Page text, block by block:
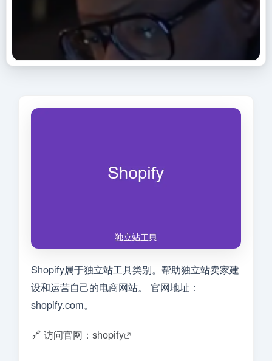
Shopify属于独立站工具类别。帮助独立站卖家建
设和运营自己的电商网站。 官网地址：
shopify.com。
🔗 访问官网：shopify